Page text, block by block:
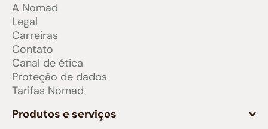
A Nomad
Legal
Carreiras
Contato
Canal de ética
Proteção de dados
Tarifas Nomad
Produtos e serviços